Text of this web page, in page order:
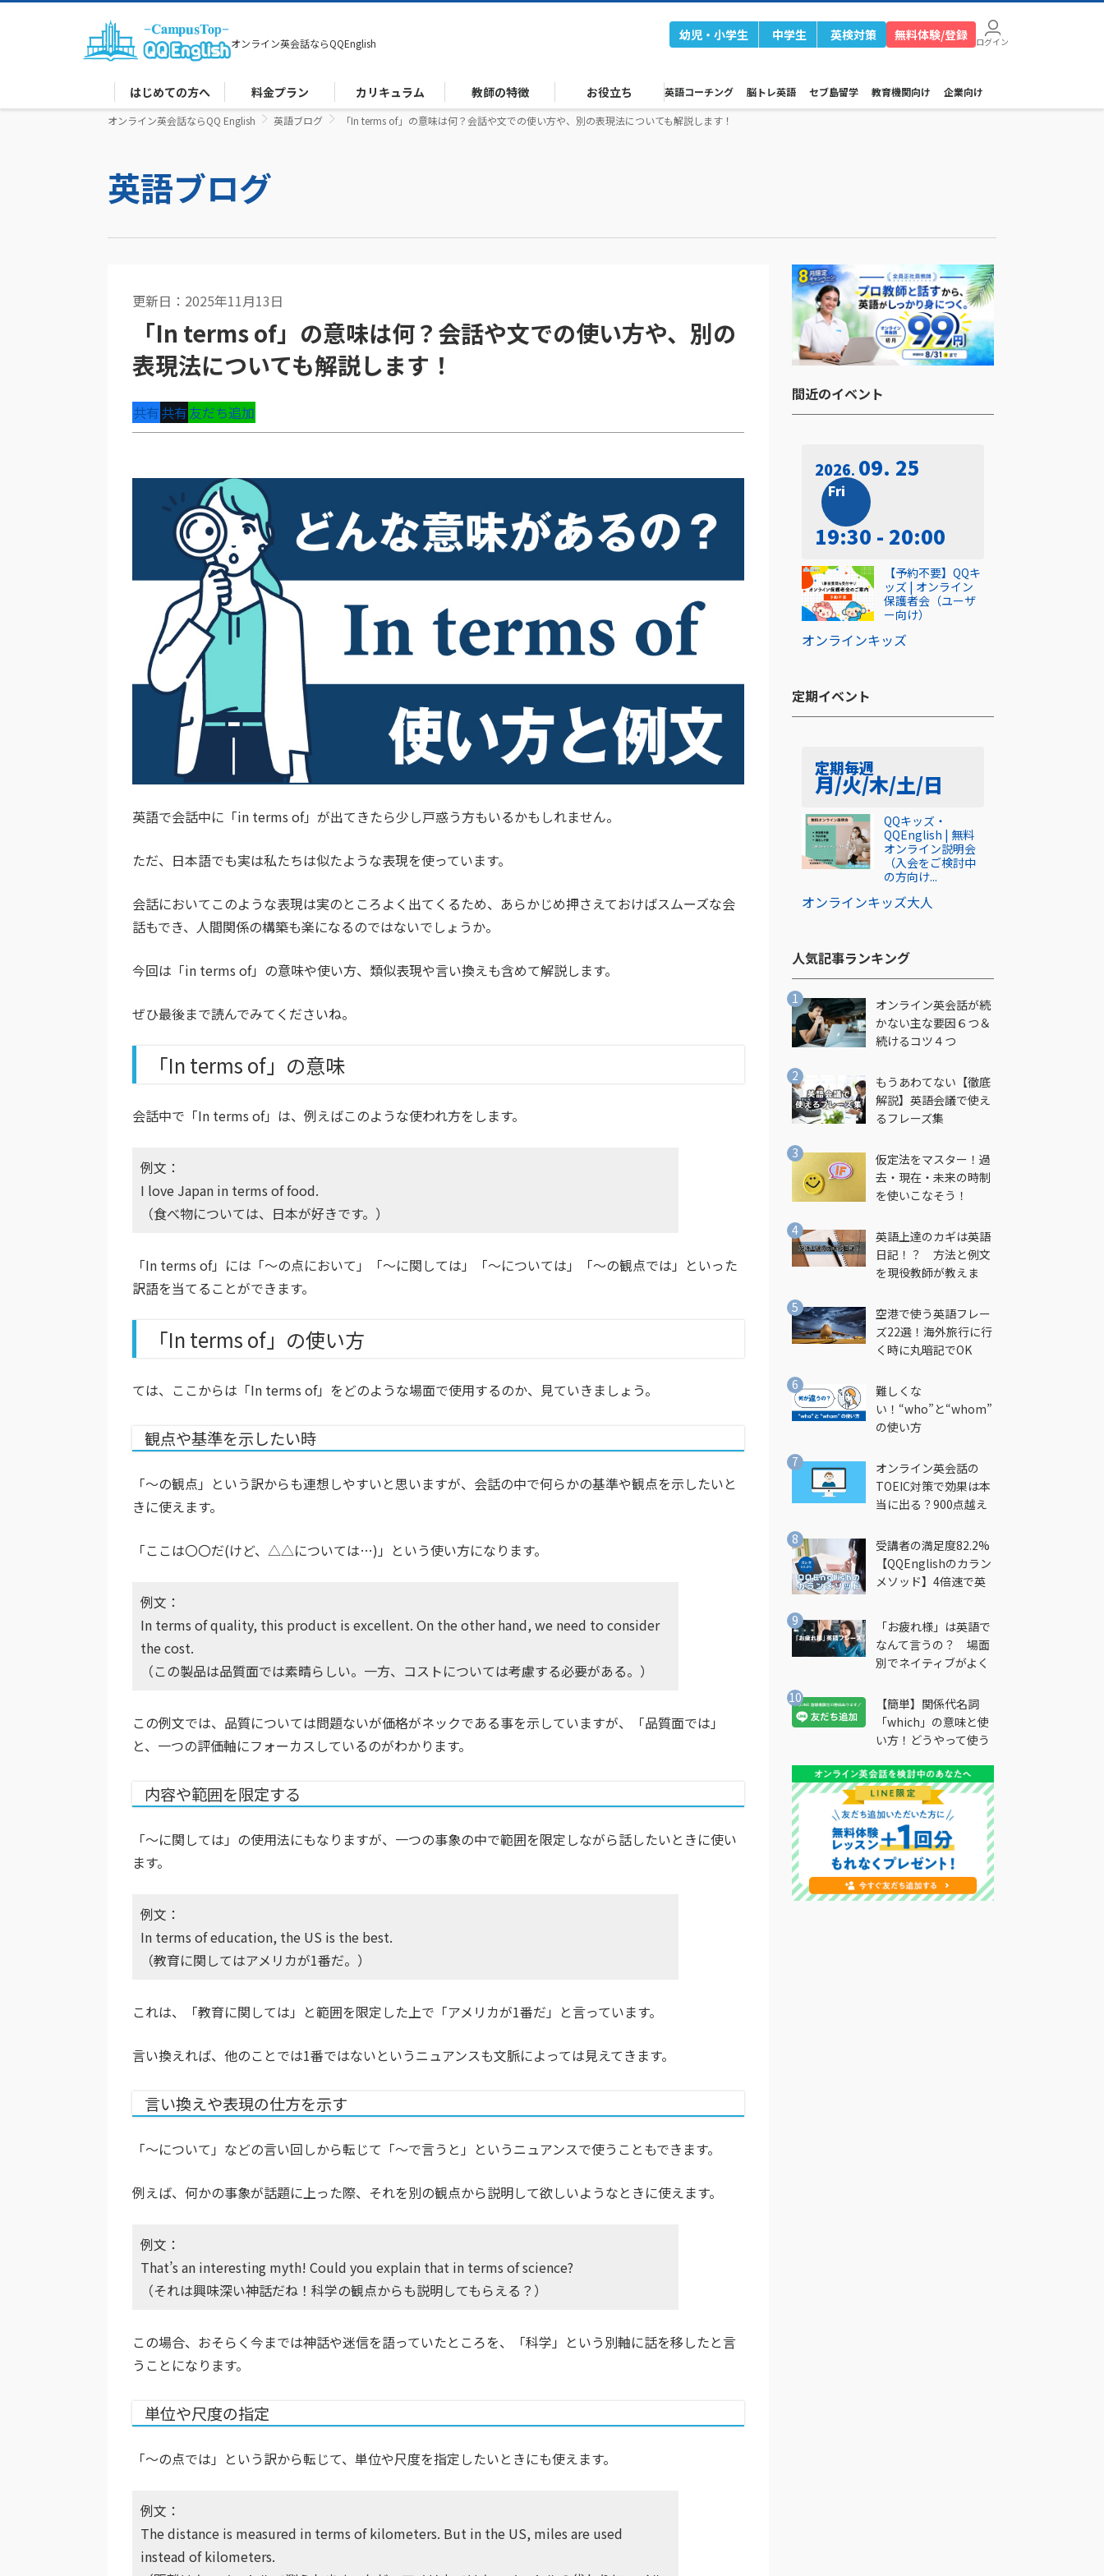
オンライン英会話ならQQEnglish
幼児・小学生 中学生 英検対策 無料体験/登録 ログイン
はじめての方へ 料金プラン カリキュラム 教師の特徴 お役立ち 英語コーチング 脳トレ英語 セブ島留学 教育機関向け 企業向け
オンライン英会話ならQQ English 英語ブログ 「In terms of」の意味は何？会話や文での使い方や、別の表現法についても解説します！
英語ブログ
更新日：2025年11月13日
「In terms of」の意味は何？会話や文での使い方や、別の
表現法についても解説します！
共有共有友だち追加
英語で会話中に「in terms of」が出てきたら少し戸惑う方もいるかもしれません。
ただ、日本語でも実は私たちは似たような表現を使っています。
会話においてこのような表現は実のところよく出てくるため、あらかじめ押さえておけばスムーズな会
話もでき、人間関係の構築も楽になるのではないでしょうか。
今回は「in terms of」の意味や使い方、類似表現や言い換えも含めて解説します。
ぜひ最後まで読んでみてくださいね。
「In terms of」の意味
会話中で「In terms of」は、例えばこのような使われ方をします。
例文：
I love Japan in terms of food.
（食べ物については、日本が好きです。）
「In terms of」には「〜の点において」「〜に関しては」「〜については」「〜の観点では」といった
訳語を当てることができます。
「In terms of」の使い方
ては、ここからは「In terms of」をどのような場面で使用するのか、見ていきましょう。
観点や基準を示したい時
「〜の観点」という訳からも連想しやすいと思いますが、会話の中で何らかの基準や観点を示したいと
きに使えます。
「ここは〇〇だ(けど、△△については…)」という使い方になります。
例文：
In terms of quality, this product is excellent. On the other hand, we need to consider
the cost.
（この製品は品質面では素晴らしい。一方、コストについては考慮する必要がある。）
この例文では、品質については問題ないが価格がネックである事を示していますが、「品質面では」
と、一つの評価軸にフォーカスしているのがわかります。
内容や範囲を限定する
「〜に関しては」の使用法にもなりますが、一つの事象の中で範囲を限定しながら話したいときに使い
ます。
例文：
In terms of education, the US is the best.
（教育に関してはアメリカが1番だ。）
これは、「教育に関しては」と範囲を限定した上で「アメリカが1番だ」と言っています。
言い換えれば、他のことでは1番ではないというニュアンスも文脈によっては見えてきます。
言い換えや表現の仕方を示す
「〜について」などの言い回しから転じて「〜で言うと」というニュアンスで使うこともできます。
例えば、何かの事象が話題に上った際、それを別の観点から説明して欲しいようなときに使えます。
例文：
That’s an interesting myth! Could you explain that in terms of science?
（それは興味深い神話だね！科学の観点からも説明してもらえる？）
この場合、おそらく今までは神話や迷信を語っていたところを、「科学」という別軸に話を移したと言
うことになります。
単位や尺度の指定
「〜の点では」という訳から転じて、単位や尺度を指定したいときにも使えます。
例文：
The distance is measured in terms of kilometers. But in the US, miles are used
instead of kilometers.
間近のイベント​
2026 09. 25
Fri
19:30 - 20:00
オンラインキッズ
【予約不要】QQキ
ッズ | オンライン
保護者会（ユーザ
ー向け）
定期イベント​
定期毎週
月/火/木/土/日
オンラインキッズ大人
QQキッズ・
QQEnglish | 無料
オンライン説明会
（入会をご検討中
の方向け...
人気記事ランキング​
オンライン英会話が続
かない主な要因６つ＆
続けるコツ４つ
もうあわてない【徹底
解説】英語会議で使え
るフレーズ集
仮定法をマスター！過
去・現在・未来の時制
を使いこなそう！
英語上達のカギは英語
日記！？ 方法と例文
を現役教師が教えま
空港で使う英語フレー
ズ22選！海外旅行に行
く時に丸暗記でOK
難しくな
い！“who”と“whom”
の使い方
オンライン英会話の
TOEIC対策で効果は本
当に出る？900点越え
受講者の満足度82.2%
【QQEnglishのカラン
メソッド】4倍速で英
法とは？
「お疲れ様」は英語で
なんて言うの？ 場面
別でネイティブがよく
説
【簡単】関係代名詞
「which」の意味と使
い方！どうやって使う